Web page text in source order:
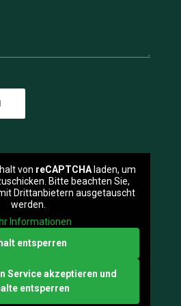
von reCAPTCHAladen, um
Bitte beachten Sie,
Drittanbietern ausgetauscht
werden.
Informationen
entsperren
Service akzeptieren und
entsperren